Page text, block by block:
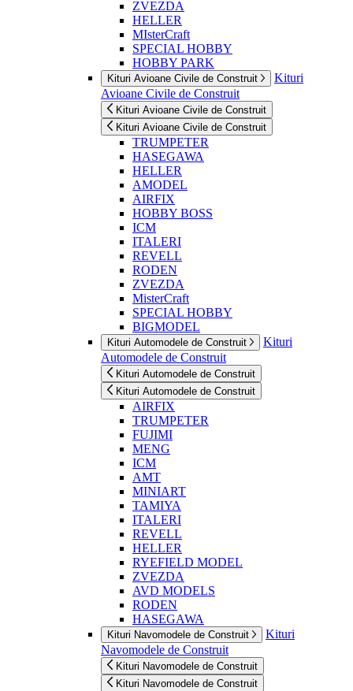
ZVEZDA
HELLER
MIsterCraft
SPECIAL HOBBY
HOBBY PARK
Kituri Avioane Civile de Construit
Kituri
Avioane Civile de Construit
Kituri Avioane Civile de Construit
Kituri Avioane Civile de Construit
TRUMPETER
HASEGAWA
HELLER
AMODEL
AIRFIX
HOBBY BOSS
ICM
ITALERI
REVELL
RODEN
ZVEZDA
MisterCraft
SPECIAL HOBBY
BIGMODEL
Kituri Automodele de Construit
Kituri
Automodele de Construit
Kituri Automodele de Construit
Kituri Automodele de Construit
AIRFIX
TRUMPETER
FUJIMI
MENG
ICM
AMT
MINIART
TAMIYA
ITALERI
REVELL
HELLER
RYEFIELD MODEL
ZVEZDA
AVD MODELS
RODEN
HASEGAWA
Kituri Navomodele de Construit
Kituri
Navomodele de Construit
Kituri Navomodele de Construit
Kituri Navomodele de Construit